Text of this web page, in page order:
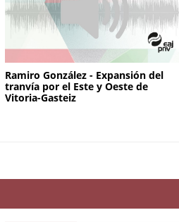
Ramiro González - Expansión del
tranvía por el Este y Oeste de
Vitoria-Gasteiz